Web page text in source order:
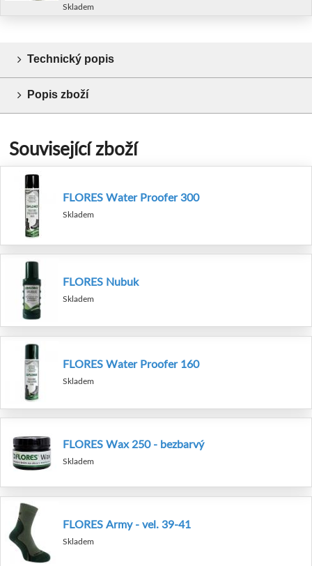
Skladem
Technický popis
Popis zboží
Související zboží
FLORES Water Proofer 300
Skladem
FLORES Nubuk
Skladem
FLORES Water Proofer 160
Skladem
FLORES Wax 250 - bezbarvý
Skladem
FLORES Army - vel. 39-41
Skladem